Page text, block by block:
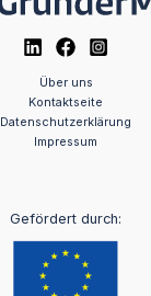
Über uns
Kontaktseite
Datenschutzerklärung
Impressum
Gefördert durch: